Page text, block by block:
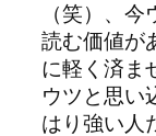
（笑）、今
読む価値が
に軽く済ま
ウツと思い
はり強い人